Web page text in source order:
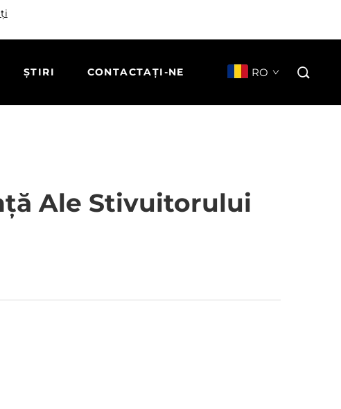
ȘTIRI CONTACTAȚI-NE RO
Ale Stivuitorului